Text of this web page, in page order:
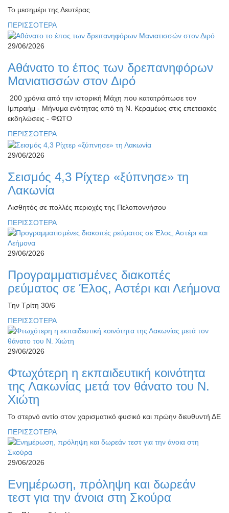
Το μεσημέρι της Δευτέρας
ΠΕΡΙΣΣΟΤΕΡΑ
29/06/2026
Αθάνατο το έπος των δρεπανηφόρων
Μανιατισσών στον Διρό
200 χρόνια από την ιστορική Μάχη που κατατρόπωσε τον
Ιμπραήμ - Μήνυμα ενότητας από τη Ν. Κεραμέως στις επετειακές
εκδηλώσεις - ΦΩΤΟ
ΠΕΡΙΣΣΟΤΕΡΑ
29/06/2026
Σεισμός 4,3 Ρίχτερ «ξύπνησε» τη
Λακωνία
Αισθητός σε πολλές περιοχές της Πελοποννήσου
ΠΕΡΙΣΣΟΤΕΡΑ
29/06/2026
Προγραμματισμένες διακοπές
ρεύματος σε Έλος, Αστέρι και Λεήμονα
Την Τρίτη 30/6
ΠΕΡΙΣΣΟΤΕΡΑ
29/06/2026
Φτωχότερη η εκπαιδευτική κοινότητα
της Λακωνίας μετά τον θάνατο του Ν.
Χιώτη
Το στερνό αντίο στον χαρισματικό φυσικό και πρώην διευθυντή ΔΕ
ΠΕΡΙΣΣΟΤΕΡΑ
29/06/2026
Ενημέρωση, πρόληψη και δωρεάν
τεστ για την άνοια στη Σκούρα